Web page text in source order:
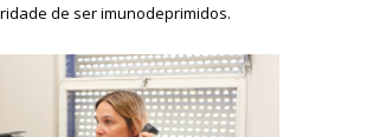
de ser imunodeprimidos.